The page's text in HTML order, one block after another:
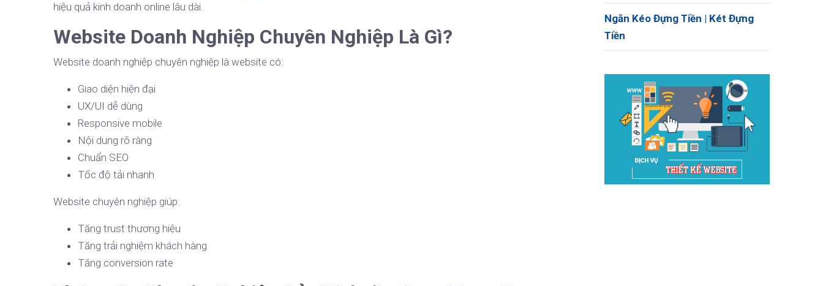
hiệu quả kinh doanh online lâu dài.
Website Doanh Nghiệp Chuyên Nghiệp Là Gì?
Website doanh nghiệp chuyên nghiệp là website có:
Giao diện hiện đại
UX/UI dễ dùng
Responsive mobile
Nội dung rõ ràng
Chuẩn SEO
Tốc độ tải nhanh
Website chuyên nghiệp giúp:
Tăng trust thương hiệu
Tăng trải nghiệm khách hàng
Tăng conversion rate
Ngăn Kéo Đựng Tiền | Két Đựng
Tiền